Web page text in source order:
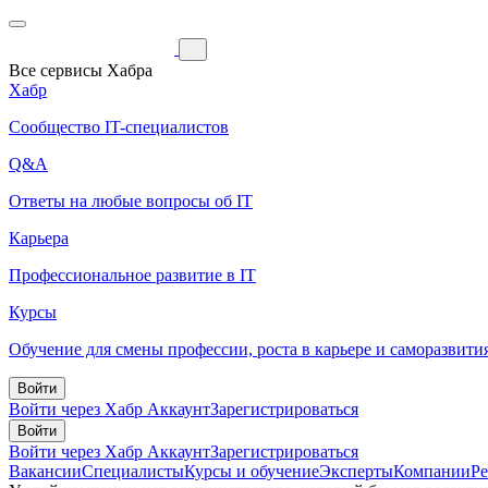
Все сервисы Хабра
Хабр
Сообщество IT-специалистов
Q&A
Ответы на любые вопросы об IT
Карьера
Профессиональное развитие в IT
Курсы
Обучение для смены профессии, роста в карьере и
Войти
Войти через Хабр АккаунтЗарегистрироваться
Войти
Войти через Хабр АккаунтЗарегистрироваться
ВакансииСпециалистыКурсы и обучениеЭкспертыКомпании